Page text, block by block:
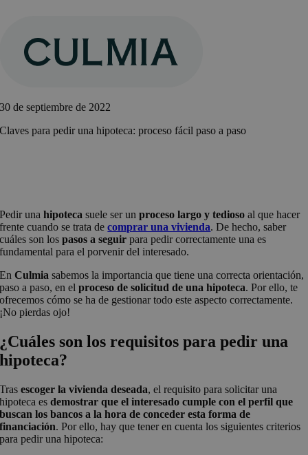
contenido
30 de septiembre de 2022
Claves para pedir una hipoteca: proceso fácil paso a paso
Pedir unahipoteca suele ser unproceso largo y tedioso al que hacer
frente cuando se trata decomprar una vivienda. De hecho, saber
cuáles son lospasos a seguir para pedir correctamente una es
fundamental para el porvenir del interesado.
EnCulmiasabemos la importancia que tiene una correcta orientación,
paso a paso, en elproceso de solicitud de una hipoteca. Por ello, te
ofrecemos cómo se ha de gestionar todo este aspecto correctamente.
¡No pierdas ojo!
¿Cuáles son los requisitos para pedir una
hipoteca?
Trasescoger la vivienda deseada, el requisito para solicitar una
hipoteca esdemostrar que el interesado cumple con el perfil que
buscan los bancos a la hora de conceder esta forma de
financiación. Por ello, hay que tener en cuenta los siguientes criterios
para pedir una hipoteca: